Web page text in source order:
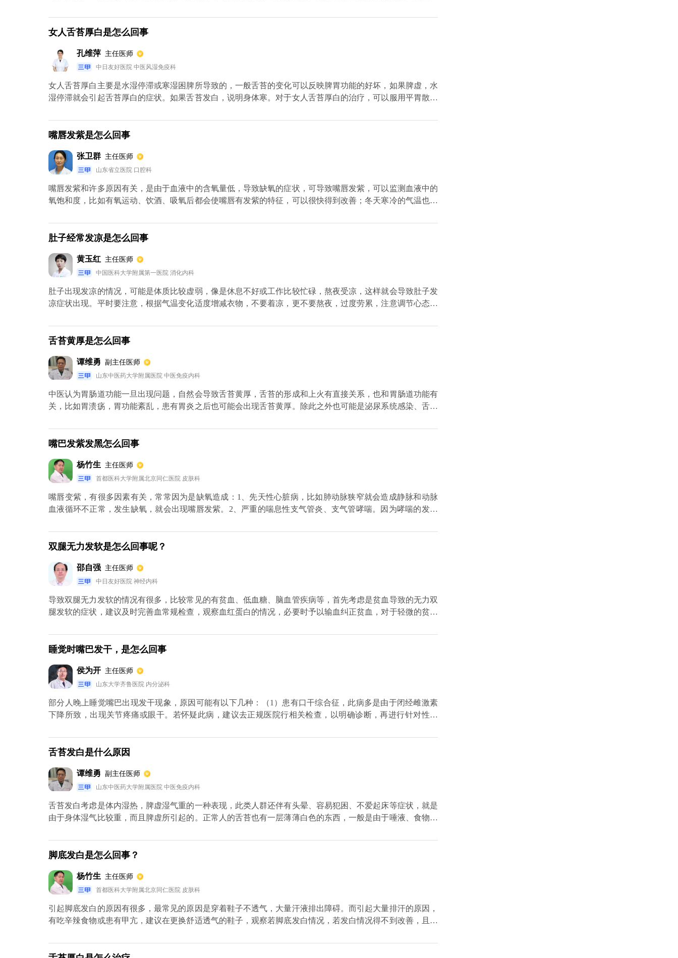
的食物，并且还要多进行户外运动，增强体质，还要多喝水促进肠胃蠕动。原则上说多吃水果蔬菜补充维生
素，补充水分是完全可以对其有有效作用的。
女人舌苔厚白是怎么回事
孔维萍 主任医师
中日友好医院 中医风湿免疫科
女人舌苔厚白主要是水湿停滞或寒湿困脾所导致的，一般舌苔的变化可以反映脾胃功能的好坏，如果脾虚，水
湿停滞就会引起舌苔厚白的症状。如果舌苔发白，说明身体寒。对于女人舌苔厚白的治疗，可以服用平胃散、
促进脾胃消化。
嘴唇发紫是怎么回事
张卫群 主任医师
山东省立医院 口腔科
嘴唇发紫和许多原因有关，是由于血液中的含氧量低，导致缺氧的症状，可导致嘴唇发紫，可以监测血液中的
氧饱和度，比如有氧运动、饮酒、吸氧后都会使嘴唇有发紫的特征，可以很快得到改善；冬天寒冷的气温也会
以及时取暖后可恢复正常。
肚子经常发凉是怎么回事
黄玉红 主任医师
中国医科大学附属第一医院 消化内科
肚子出现发凉的情况，可能是体质比较虚弱，像是休息不好或工作比较忙碌，熬夜受凉，这样就会导致肚子发
凉症状出现。平时要注意，根据气温变化适度增减衣物，不要着凉，更不要熬夜，过度劳累，注意调节心态，
能是内分泌失调造成的，尤其是女性，如果内分泌失调要改善可以从运动和食物方面调理，当然如果有必要也
可以使用药物调理。另外脾胃虚寒也可能跟肚子发凉有关系，这种情况平时摄入的食物，可以是有利于散寒
舌苔黄厚是怎么回事
谭维勇 副主任医师
山东中医药大学附属医院 中医免疫内科
中医认为胃肠道功能一旦出现问题，自然会导致舌苔黄厚，舌苔的形成和上火有直接关系，也和胃肠道功能有
关，比如胃溃疡，胃功能紊乱，患有胃炎之后也可能会出现舌苔黄厚。除此之外也可能是泌尿系统感染、舌头
物，也应该选择多喝苦丁茶、菊花茶。
嘴巴发紫发黑怎么回事
杨竹生 主任医师
首都医科大学附属北京同仁医院 皮肤科
嘴唇变紫，有很多因素有关，常常因为是缺氧造成：1、先天性心脏病，比如肺动脉狭窄就会造成静脉和动脉
血液循环不正常，发生缺氧，就会出现嘴唇发紫。2、严重的喘息性支气管炎、支气管哮喘。因为哮喘的发作
脑部的脑干组织受损伤，损伤后也会造成呼吸抑制，从而引起缺氧，出现嘴唇发紫。
双腿无力发软是怎么回事呢？
邵自强 主任医师
中日友好医院 神经内科
导致双腿无力发软的情况有很多，比较常见的有贫血、低血糖、脑血管疾病等，首先考虑是贫血导致的无力双
腿发软的症状，建议及时完善血常规检查，观察血红蛋白的情况，必要时予以输血纠正贫血，对于轻微的贫血
血糖发作导致双腿乏力发软，同时可伴有满冷汗及心慌的症状，需要及时完善血糖监测，予以补充糖分，可以
很快恢复；最后要考虑是脑血管疾病导致的，比较常见的是脑血管堵塞导致的，可出现双下肢无力的情况，同
时完善颅脑磁共振检查评估病情，必要时予以调脂、抗血小板聚集等治疗。
睡觉时嘴巴发干，是怎么回事
侯为开 主任医师
山东大学齐鲁医院 内分泌科
部分人晚上睡觉嘴巴出现发干现象，原因可能有以下几种：（1）患有口干综合征，此病多是由于闭经雌激素
下降所致，出现关节疼痛或眼干。若怀疑此病，建议去正规医院行相关检查，以明确诊断，再进行针对性治
况。怀疑此时，建议去医院检查明确病因。若确定是高血糖所致，建议降糖药物治疗。当生活中出现睡觉嘴巴
发干，建议早期空腹喝水，这样可以补充水分。同时此时空腹，水可以清理胃肠道，有助于排便。
舌苔发白是什么原因
谭维勇 副主任医师
山东中医药大学附属医院 中医免疫内科
舌苔发白考虑是体内湿热，脾虚湿气重的一种表现，此类人群还伴有头晕、容易犯困、不爱起床等症状，就是
由于身体湿气比较重，而且脾虚所引起的。正常人的舌苔也有一层薄薄白色的东西，一般是由于唾液、食物碎
的清除掉这些物质，因此正常人的舌苔是比较薄的，而且在舌面上均匀的铺开，不过舌面中部以及根部颜色稍
微厚一点。如果身体出现了疾病，比如脾胃虚弱，湿气大，唾液会减少分泌，舌苔上面的这些白色物质不能够
脚底发白是怎么回事？
杨竹生 主任医师
首都医科大学附属北京同仁医院 皮肤科
引起脚底发白的原因有很多，最常见的原因是穿着鞋子不透气，大量汗液排出障碍。而引起大量排汗的原因，
有吃辛辣食物或患有甲亢，建议在更换舒适透气的鞋子，观察若脚底发白情况，若发白情况得不到改善，且同